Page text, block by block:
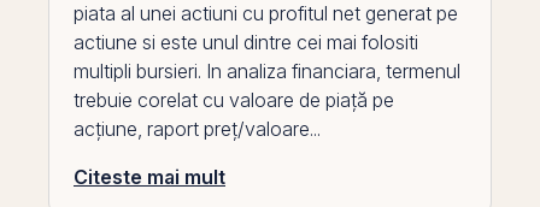
piata al unei actiuni cu profitul net generat pe
actiune si este unul dintre cei mai folositi
multipli bursieri. In analiza financiara, termenul
trebuie corelat cu valoare de piață pe
acțiune, raport preț/valoare...
Citeste mai mult